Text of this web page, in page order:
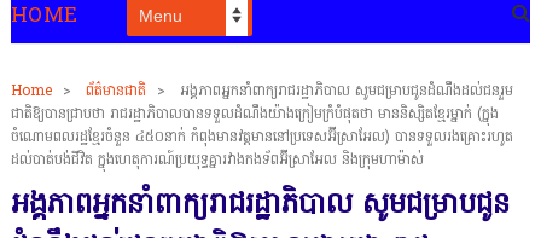
HOME
Home > ព័ត៌មានជាតិ >
អង្គភាពអ្នកនាំពាក្យរាជរដ្ឋាភិបាល សូមជម្រាបជូនដំណឹងដល់ជនរួម
ជាតិឱ្យបានជ្រាបថា រាជរដ្ឋាភិបាលបានទទួលដំណឹងយ៉ាងក្រៀមក្រំបំផុតថា មាននិស្សិតខ្មែរម្នាក់ (ក្នុង
ចំណោមពលរដ្ឋខ្មែរចំនួន ៤៥០នាក់ កំពុងមានវត្តមាននៅប្រទេសអ៊ីស្រាអែល) បានទទួលរងគ្រោះរហូត
ដល់បាត់បង់ជីវិត ក្នុងហេតុការណ៍ប្រយុទ្ធគ្នារវាងកងទ័ពអ៊ីស្រាអែល និងក្រុមហាម៉ាស់
អង្គភាពអ្នកនាំពាក្យរាជរដ្ឋាភិបាល សូមជម្រាបជូន